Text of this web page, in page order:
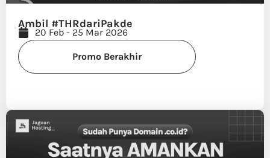
Ambil #THRdariPakde
20 Feb - 25 Mar 2026
Promo Berakhir